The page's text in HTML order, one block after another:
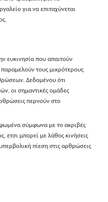
για να επιταχύνεται
ευκινησία που απαιτούν
τους μικρότερους
Δεδομένου ότι
οι σημαντικές ομάδες
περνούν στο
σύμφωνα με το ακριβές
ετσι μπορεί με λάθος κινήσεις
πίεση στις αρθρώσεις